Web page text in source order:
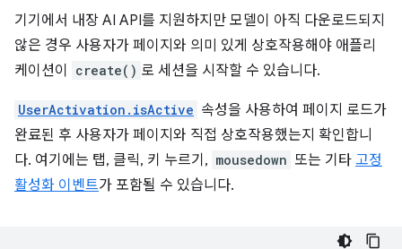
기기에서 내장 AI API를 지원하지만 모델이 아직 다운로드되지
않은 경우 사용자가 페이지와 의미 있게 상호작용해야 애플리
케이션이
create() 로 세션을 시작할 수 있습니다.
UserActivation.isActive 속성을 사용하여 페이지 로드가
완료된 후 사용자가 페이지와 직접 상호작용했는지 확인합니
다. 여기에는 탭, 클릭, 키 누르기, mousedown 또는 기타 고정
활성화 이벤트가 포함될 수 있습니다.